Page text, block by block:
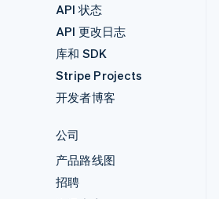
API 状态
API 更改日志
库和 SDK
Stripe Projects
开发者博客
公司
产品路线图
招聘